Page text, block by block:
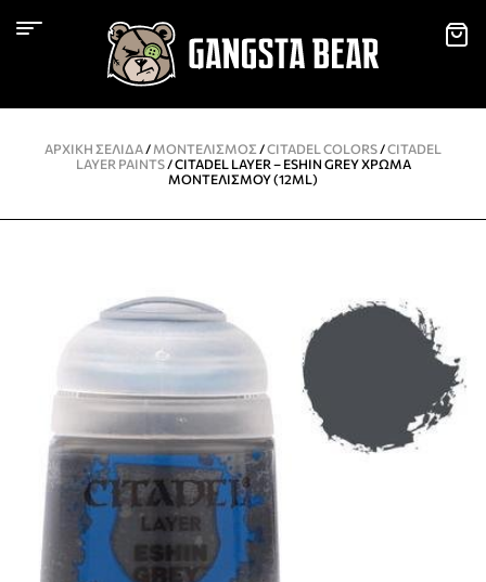
ΑΡΧΙΚΉ ΣΕΛΊΔΑ/ ΜΟΝΤΕΛΙΣΜΌΣ /CITADEL COLORS/CITADEL
LAYER PAINTS/ CITADEL LAYER – ESHIN GREY ΧΡΏΜΑ
ΜΟΝΤΕΛΙΣΜΟΎ (12ML)